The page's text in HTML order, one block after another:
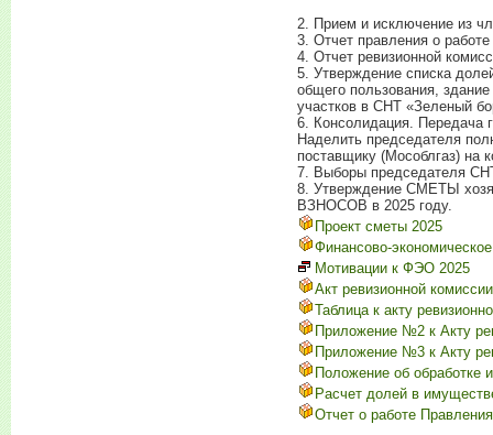
2. Прием и исключение из
3. Отчет правления о работе
4. Отчет ревизионной
5. Утверждение списка
общего пользования,
участков в СНТ «Зеленый
6. Консолидация. Передача
Наделить председателя
поставщику (Мособлгаз) на
7. Выборы председателя
8. Утверждение СМЕТЫ
ВЗНОСОВ в 2025 году.
Проект сметы 2025
Финансово-
Мотивации к ФЭО 2025
Акт ревизионной
Таблица к акту
Приложение №2 к Акту
Приложение №3 к Акту
Положение об обработке
Расчет долей в
Отчет о работе